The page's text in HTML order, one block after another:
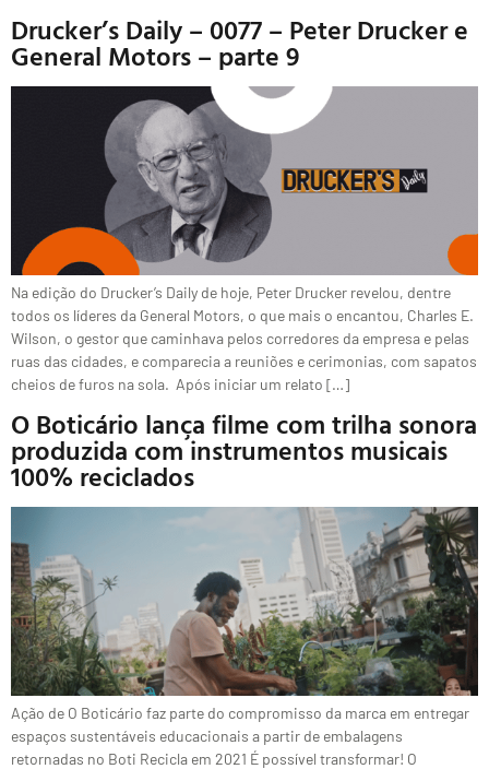
Drucker’s Daily – 0077 – Peter Drucker e
General Motors – parte 9
Na edição do Drucker’s Daily de hoje, Peter Drucker revelou, dentre
todos os líderes da General Motors, o que mais o encantou, Charles E.
Wilson, o gestor que caminhava pelos corredores da empresa e pelas
ruas das cidades, e comparecia a reuniões e cerimonias, com sapatos
cheios de furos na sola. Após iniciar um relato […]
O Boticário lança filme com trilha sonora
produzida com instrumentos musicais
100% reciclados
Ação de O Boticário faz parte do compromisso da marca em entregar
espaços sustentáveis educacionais a partir de embalagens
retornadas no Boti Recicla em 2021 É possível transformar! O